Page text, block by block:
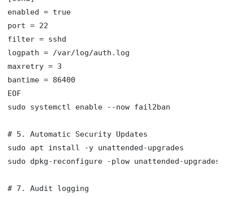
enabled = true
port = 22
filter = sshd
logpath = /var/log/auth.log
maxretry = 3
bantime = 86400
EOF
sudo systemctl enable --now fail2ban
# 5. Automatic Security Updates
sudo apt install -y unattended-upgrades
sudo dpkg-reconfigure -plow unattended-upgrades
# 7. Audit logging